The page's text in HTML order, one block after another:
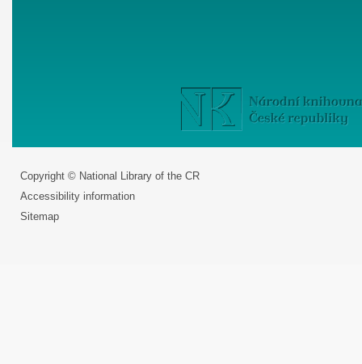
Copyright © National Library of the CR
Accessibility information
Sitemap